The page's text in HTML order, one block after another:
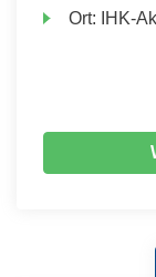
Ort: IHK-